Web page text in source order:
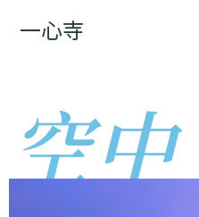
一心寺
空